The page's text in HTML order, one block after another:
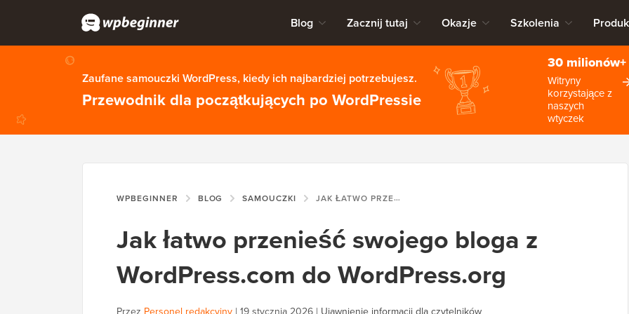
Blog Zacznij tutaj Okazje Szkolenia
Zaufane samouczki WordPress, kiedy ich najbardziej potrzebujesz.
Przewodnik dla początkujących po WordPressie
30 milionów+
Witryny
korzystające z
naszych
wtyczek
WPBEGINNER BLOG SAMOUCZKI JAK ŁATWO PRZENIEŚĆ SWOJEGO BLOGA Z WORDPRESS.COM DO WORDPRESS.ORG
Jak łatwo przenieść swojego bloga z
WordPress.com do WordPress.org